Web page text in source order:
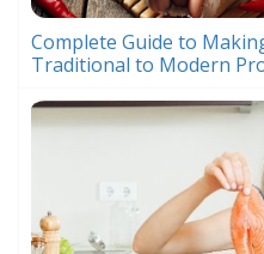
Complete Guide to
Traditional to Modern